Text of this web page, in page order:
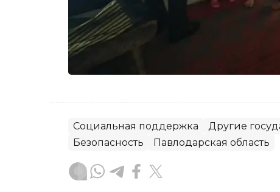
Социальная поддержка Другие
Безопасность
Павлодарская область